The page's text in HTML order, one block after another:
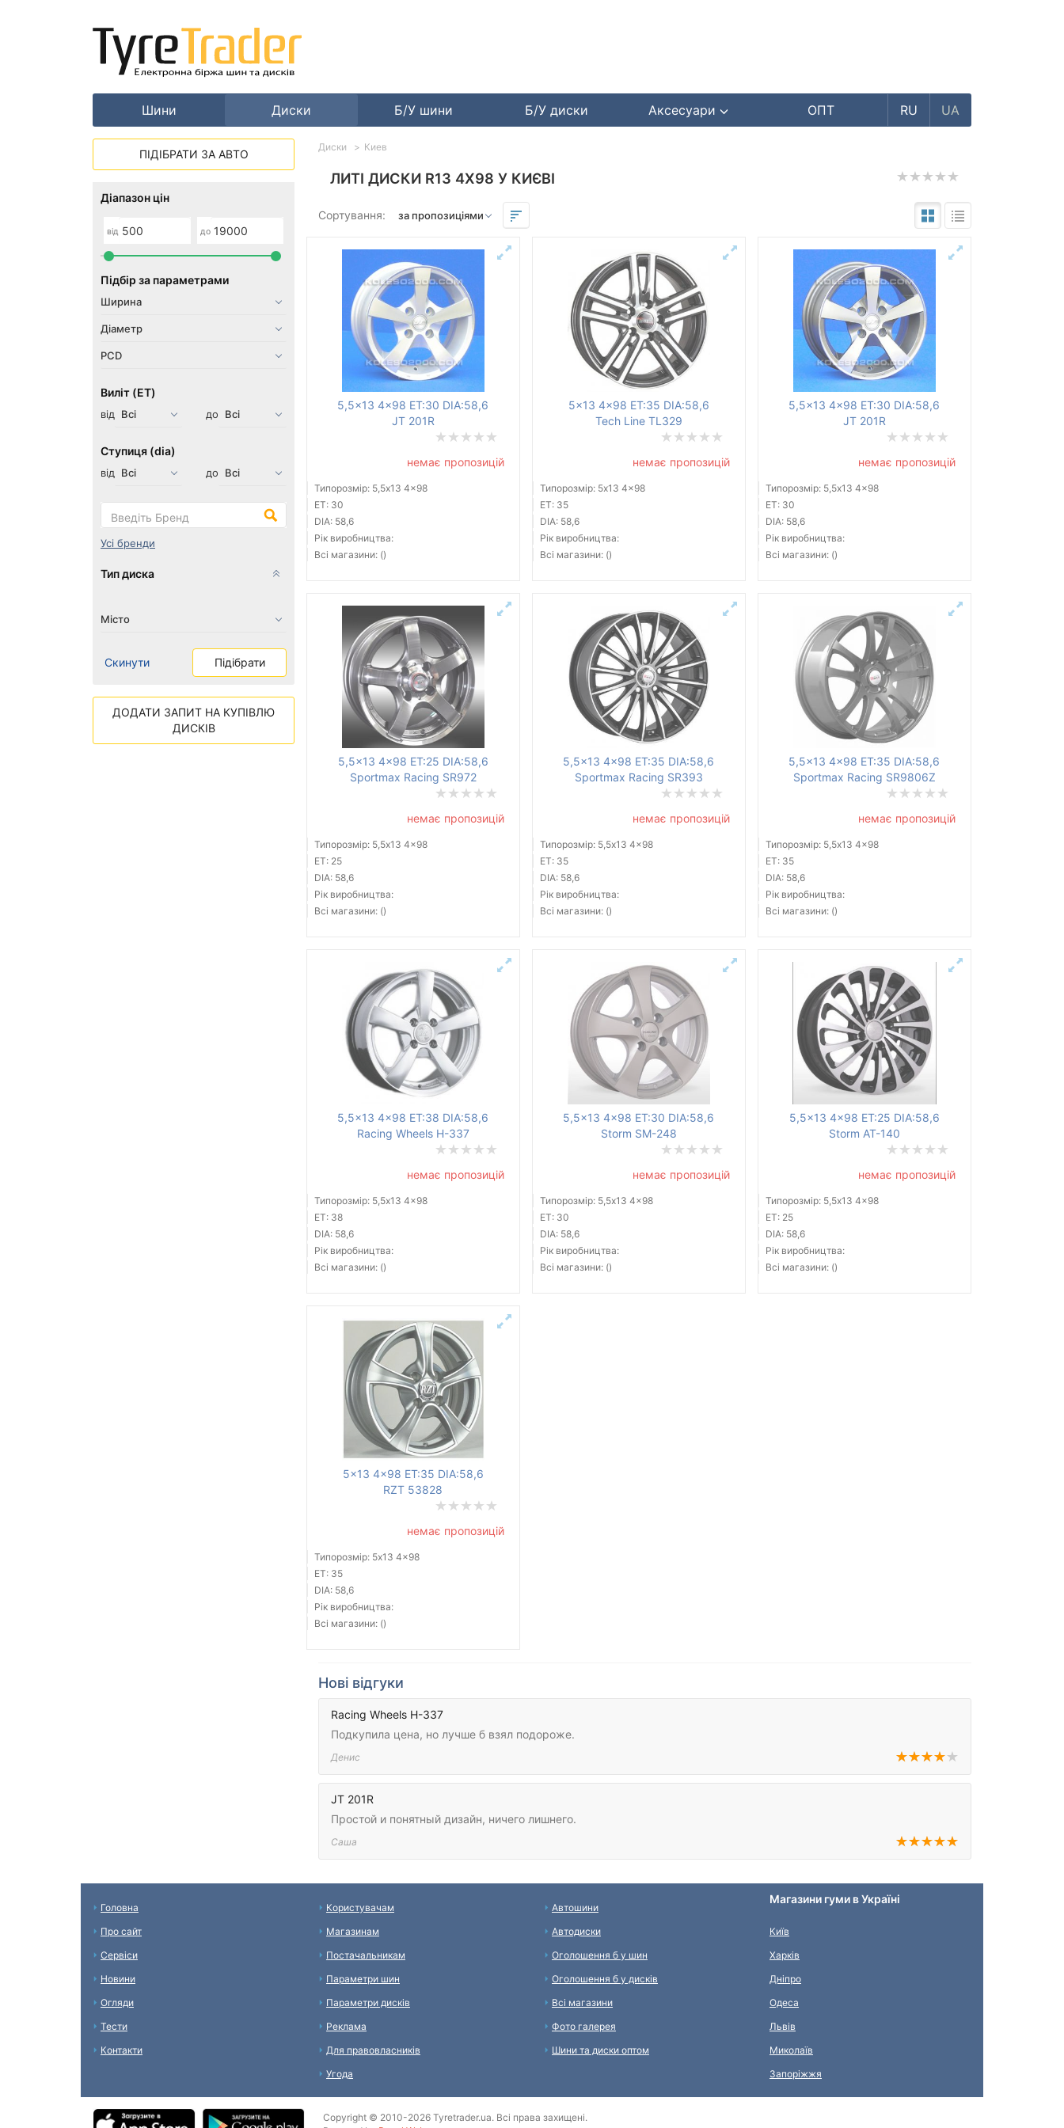
Шини Диски Б/У шини Б/У диски Аксесуари ОПТ RU UA
ЛИТІ ДИСКИ R13 4X98 У КИЄВІ
Сортування:
5,5x13 4x98 ET:30 DIA:58,6
JT 201R
немає пропозицій
Типорозмір: 5,5x13 4x98
ET: 30
DIA: 58,6
Рік виробництва:
Всі магазини: ()
5x13 4x98 ET:35 DIA:58,6
Tech Line TL329
немає пропозицій
Типорозмір: 5x13 4x98
ET: 35
DIA: 58,6
Рік виробництва:
Всі магазини: ()
5,5x13 4x98 ET:30 DIA:58,6
JT 201R
немає пропозицій
Типорозмір: 5,5x13 4x98
ET: 30
DIA: 58,6
Рік виробництва:
Всі магазини: ()
5,5x13 4x98 ET:25 DIA:58,6
Sportmax Racing SR972
немає пропозицій
Типорозмір: 5,5x13 4x98
ET: 25
DIA: 58,6
Рік виробництва:
Всі магазини: ()
5,5x13 4x98 ET:35 DIA:58,6
Sportmax Racing SR393
немає пропозицій
Типорозмір: 5,5x13 4x98
ET: 35
DIA: 58,6
Рік виробництва:
Всі магазини: ()
5,5x13 4x98 ET:35 DIA:58,6
Sportmax Racing SR9806Z
немає пропозицій
Типорозмір: 5,5x13 4x98
ET: 35
DIA: 58,6
Рік виробництва:
Всі магазини: ()
5,5x13 4x98 ET:38 DIA:58,6
Racing Wheels H-337
немає пропозицій
Типорозмір: 5,5x13 4x98
ET: 38
DIA: 58,6
Рік виробництва:
Всі магазини: ()
5,5x13 4x98 ET:30 DIA:58,6
Storm SM-248
немає пропозицій
Типорозмір: 5,5x13 4x98
ET: 30
DIA: 58,6
Рік виробництва:
Всі магазини: ()
5,5x13 4x98 ET:25 DIA:58,6
Storm AT-140
немає пропозицій
Типорозмір: 5,5x13 4x98
ET: 25
DIA: 58,6
Рік виробництва:
Всі магазини: ()
5x13 4x98 ET:35 DIA:58,6
RZT 53828
немає пропозицій
Типорозмір: 5x13 4x98
ET: 35
DIA: 58,6
Рік виробництва:
Всі магазини: ()
Нові відгуки
Racing Wheels H-337
Подкупила цена, но лучше б взял подороже.
Денис
JT 201R
Простой и понятный дизайн, ничего лишнего.
Саша
Диски Киев
ПІДІБРАТИ ЗА АВТО
Діапазон цін
від до
Підбір за параметрами
Виліт (ET)
від до
Ступиця (dia)
від до
Усі бренди
Тип диска
Скинути Підібрати
ДОДАТИ ЗАПИТ НА КУПІВЛЮ
ДИСКІВ
Головна
Про сайт
Сервіси
Новини
Огляди
Тести
Контакти
Користувачам
Магазинам
Постачальникам
Параметри шин
Параметри дисків
Реклама
Для правовласників
Угода
Автошини
Автодиски
Оголошення б у шин
Оголошення б у дисків
Всі магазини
Фото галерея
Шини та диски оптом
Магазини гуми в Україні
Київ
Харків
Дніпро
Одеса
Львів
Миколаїв
Запоріжжя
Copyright © 2010-2026 Tyretrader.ua. Всі права захищені.